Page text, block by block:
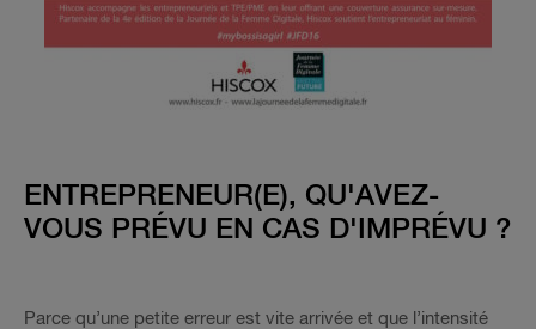
ENTREPRENEUR(E), QU'AVEZ-
VOUS PRÉVU EN CAS D'IMPRÉVU ?
Parce qu’une petite erreur est vite arrivée et que l’intensité